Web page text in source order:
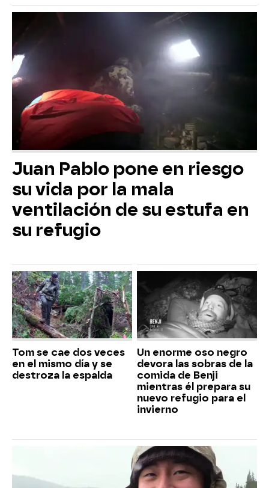
Juan Pablo pone en riesgo
su vida por la mala
ventilación de su estufa en
su refugio
Tom se cae dos veces
en el mismo día y se
destroza la espalda
Un enorme oso negro
devora las sobras de la
comida de Benji
mientras él prepara su
nuevo refugio para el
invierno